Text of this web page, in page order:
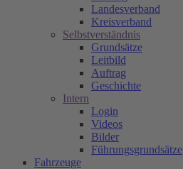
Landesverband
Kreisverband
Selbstverständnis
Grundsätze
Leitbild
Auftrag
Geschichte
Intern
Login
Videos
Bilder
Führungsgrundsätze
Fahrzeuge